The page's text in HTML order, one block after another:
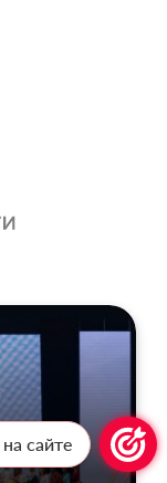
сайте